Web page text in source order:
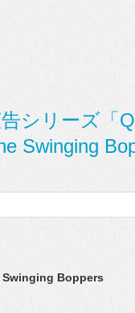
シリーズ「
Swinging
Swinging Boppers